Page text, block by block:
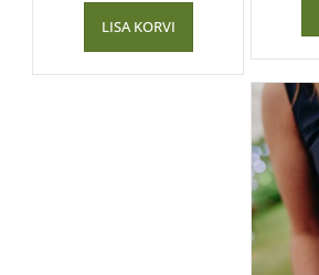
LISA KORVI